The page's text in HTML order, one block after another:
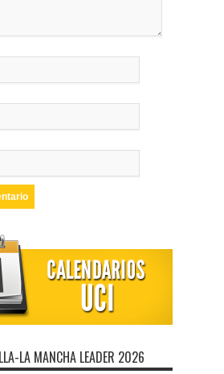
LA MANCHA LEADER 2026